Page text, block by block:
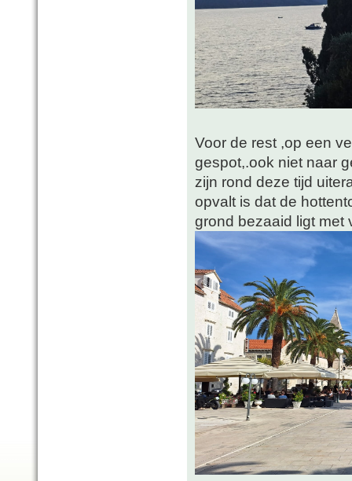
Voor de rest ,op een
gespot,.ook niet naar
zijn rond deze tijd
opvalt is dat de
grond bezaaid ligt met